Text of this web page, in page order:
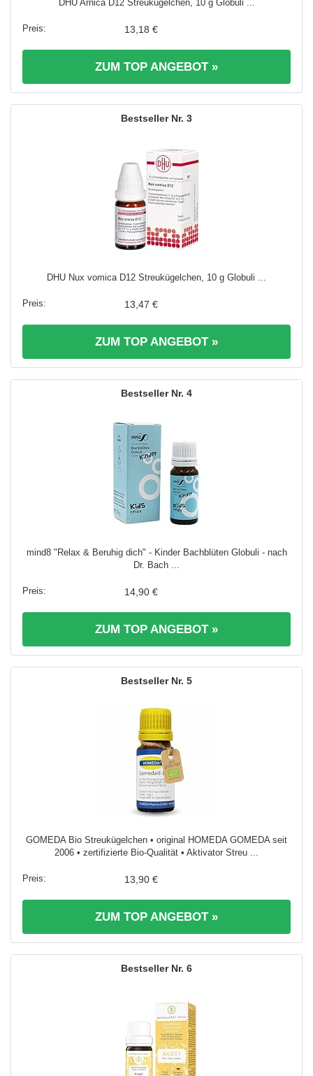
DHU Arnica D12 Streukügelchen, 10 g Globuli ...
13,18 €
ZUM TOP ANGEBOT »
3
DHU Nux vomica D12 Streukügelchen, 10 g Globuli ...
13,47 €
ZUM TOP ANGEBOT »
4
mind8 "Relax & Beruhig dich" - Kinder Bachblüten Globuli - nach
Dr. Bach ...
14,90 €
ZUM TOP ANGEBOT »
5
GOMEDA Bio Streukügelchen • original HOMEDA GOMEDA seit
2006 • zertifizierte Bio-Qualität • Aktivator Streu ...
13,90 €
ZUM TOP ANGEBOT »
6